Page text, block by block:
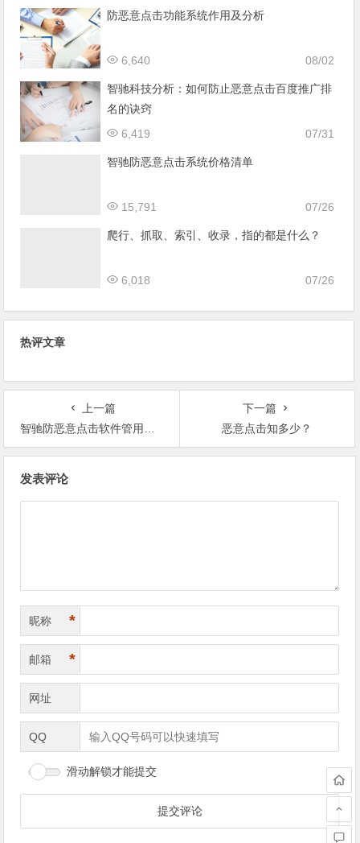
防恶意点击功能系统作用及分析
08/02
6,640
智驰科技分析：如何防止恶意点击百度推广排
名的诀窍
07/31
6,419
智驰防恶意点击系统价格清单
07/26
15,791
爬行、抓取、索引、收录，指的都是什么？
07/26
6,018
热评文章
上一篇
智驰防恶意点击软件管用吗？
下一篇
恶意点击知多少？
发表评论
昵称 *
邮箱 *
网址
QQ
滑动解锁才能提交